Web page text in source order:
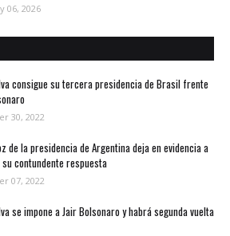
06, 2026
consigue su tercera presidencia de Brasil frente
30, 2022
de la presidencia de Argentina deja en evidencia a
su contundente respuesta
07, 2022
se impone a Jair Bolsonaro y habrá segunda vuelta